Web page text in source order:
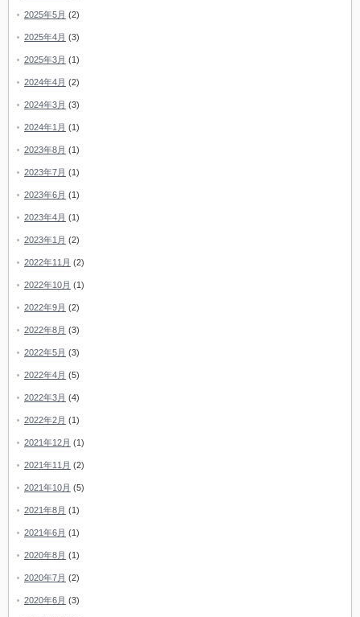
2025年5月 (2)
2025年4月 (3)
2025年3月 (1)
2024年4月 (2)
2024年3月 (3)
2024年1月 (1)
2023年8月 (1)
2023年7月 (1)
2023年6月 (1)
2023年4月 (1)
2023年1月 (2)
2022年11月 (2)
2022年10月 (1)
2022年9月 (2)
2022年8月 (3)
2022年5月 (3)
2022年4月 (5)
2022年3月 (4)
2022年2月 (1)
2021年12月 (1)
2021年11月 (2)
2021年10月 (5)
2021年8月 (1)
2021年6月 (1)
2020年8月 (1)
2020年7月 (2)
2020年6月 (3)